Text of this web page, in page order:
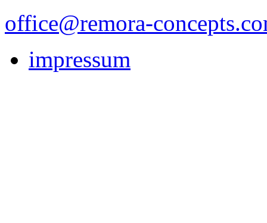
office@remora-
impressum